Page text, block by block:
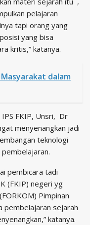
pelajaran
tapi orang yang
yang bisa
kritis,” katanya.
dalam
IPS FKIP, Unsri, Dr
menyenangkan jadi
teknologi
pembicara tadi
(FKIP) negeri yg
Pimpinan
pembelajaran sejarah
katanya.